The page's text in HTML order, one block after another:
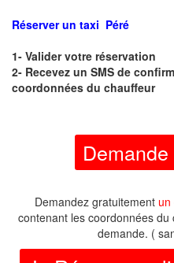
Réserver un taxi Péré
1- Valider votre réservation
2- Recevez un SMS de
coordonnées du chauffeur
Demandez gratuitement un
contenant les coordonnées
demande. (